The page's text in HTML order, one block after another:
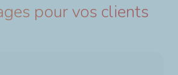
pour vos clients